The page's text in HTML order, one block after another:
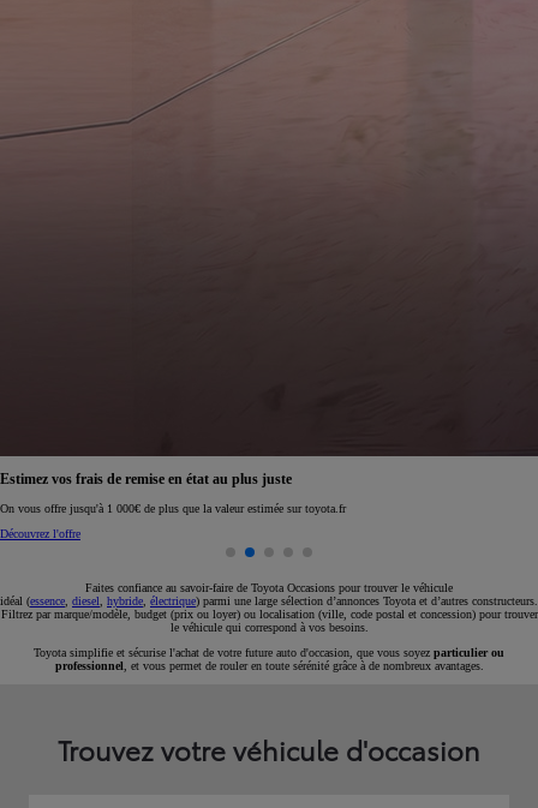
Réservez en ligne votre occasion pour 1€ seulement
Réservez en ligne
Faites confiance au savoir-faire de Toyota Occasions pour trouver le véhicule
idéal (essence diesel hybride électrique) parmi une large sélection d’annonces Toyota et d’autres constructeurs.
Filtrez par marque/modèle, budget (prix ou loyer) ou localisation (ville, code postal et concession) pour trouver
le véhicule qui correspond à vos besoins.
Toyota simplifie et sécurise l'achat de votre future auto d'occasion, que vous soyez particulier ou
professionnel , et vous permet de rouler en toute sérénité grâce à de nombreux avantages.
Trouvez votre véhicule d'occasion